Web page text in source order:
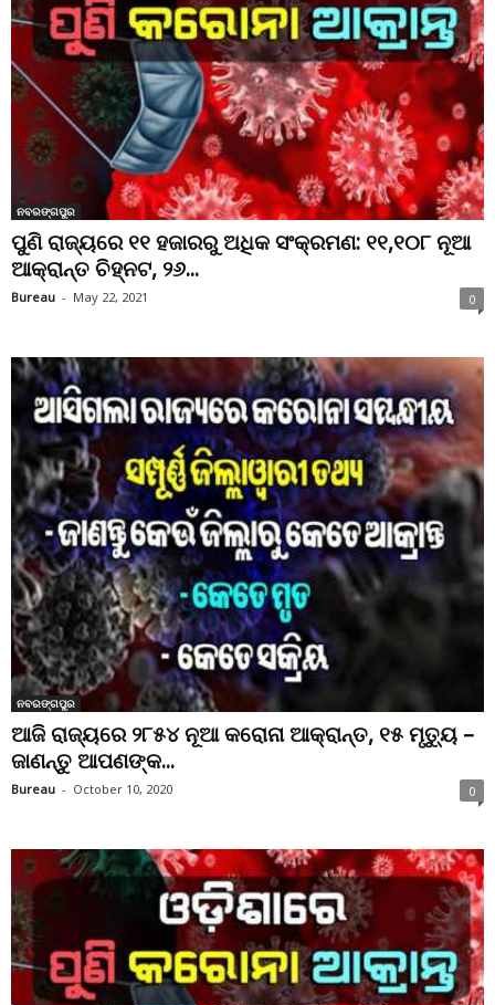
ନବରଙ୍ଗପୁର
ପୁଣି ରାଜ୍ୟରେ ୧୧ ହଜାରରୁ ଅଧିକ ସଂକ୍ରମଣ: ୧୧,୧୦୮ ନୂଆ
ଆକ୍ରାନ୍ତ ଚିହ୍ନଟ, ୨୬...
Bureau - May 22, 2021 0
ନବରଙ୍ଗପୁର
ଆଜି ରାଜ୍ୟରେ ୨୮୫୪ ନୂଆ କରୋନା ଆକ୍ରାନ୍ତ, ୧୫ ମୃତ୍ୟୁ –
ଜାଣନ୍ତୁ ଆପଣଙ୍କ...
Bureau - October 10, 2020 0